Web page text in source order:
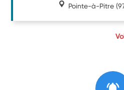
Pointe-à-Pitre